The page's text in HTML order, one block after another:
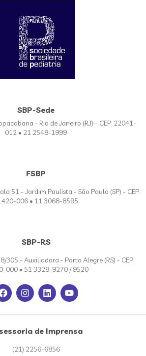
SBP-Sede
- Rio de Janeiro (RJ) - CEP: 22041-
012 • 21 2548-1999
FSBP
51 - Jardim Paulista - São Paulo (SP) - CEP:
006 • 11 3068-8595
SBP-RS
305 - Auxiliadora - Porto Alegre (RS) - CEP:
000 • 51 3328-9270 / 9520
de Imprensa
(21) 2256-6856